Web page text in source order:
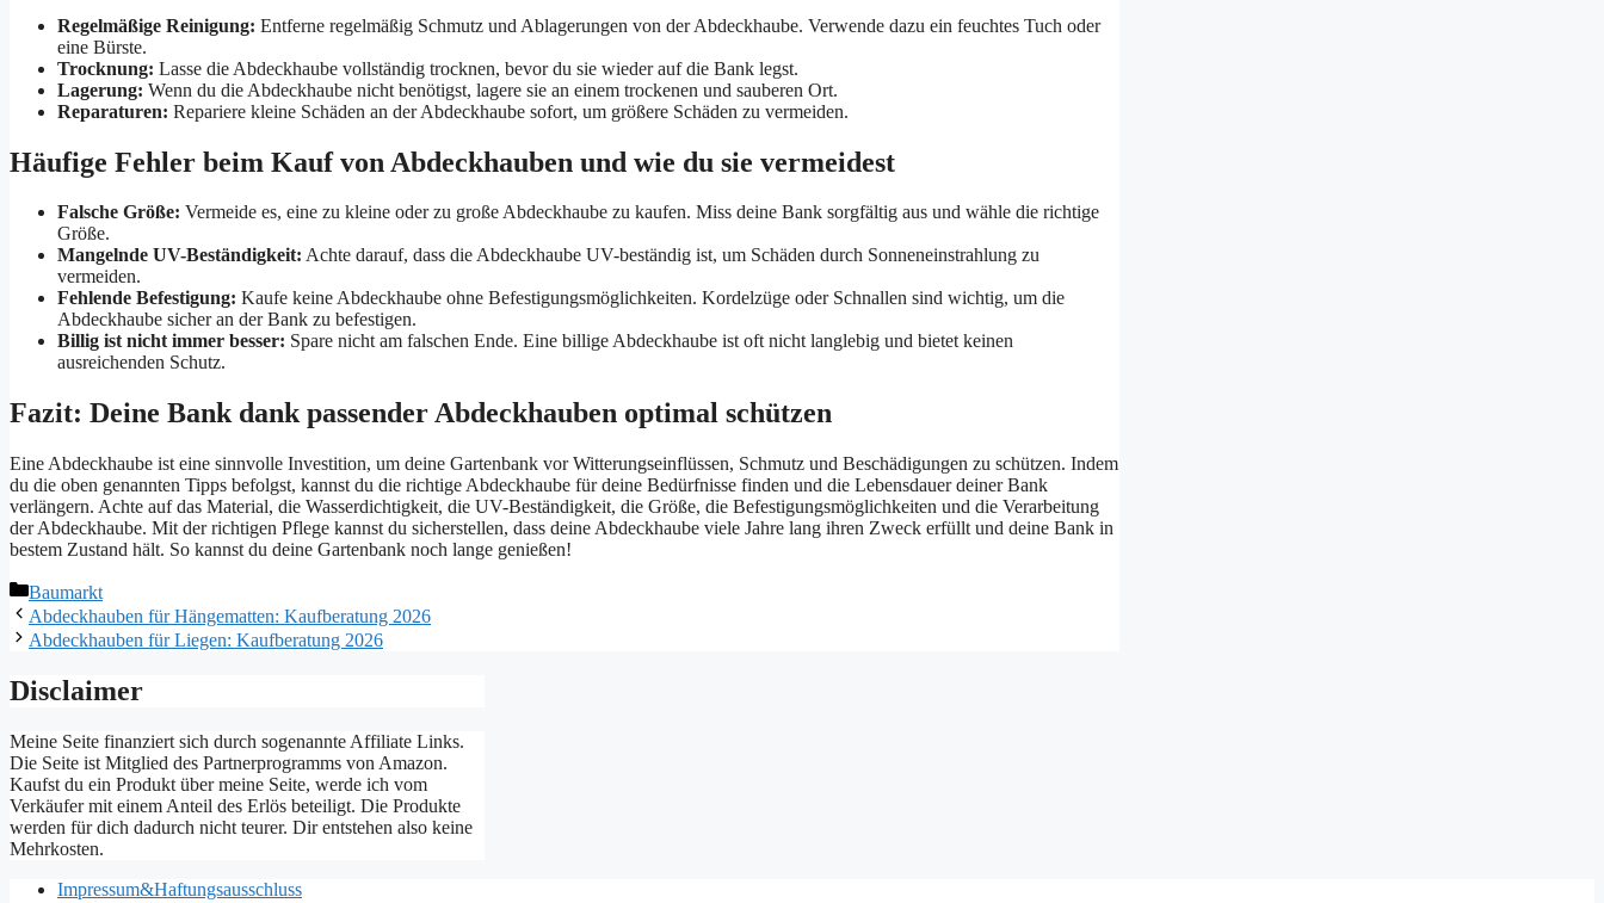
Regelmäßige Reinigung: Entferne regelmäßig Schmutz und Ablagerungen von der Abdeckhaube. Verwende dazu ein feuchtes Tuch oder
eine Bürste.
Trocknung: Lasse die Abdeckhaube vollständig trocknen, bevor du sie wieder auf die Bank legst.
Lagerung: Wenn du die Abdeckhaube nicht benötigst, lagere sie an einem trockenen und sauberen Ort.
Reparaturen: Repariere kleine Schäden an der Abdeckhaube sofort, um größere Schäden zu vermeiden.
Häufige Fehler beim Kauf von Abdeckhauben und wie du sie vermeidest
Falsche Größe: Vermeide es, eine zu kleine oder zu große Abdeckhaube zu kaufen. Miss deine Bank sorgfältig aus und wähle die richtige
Größe.
Mangelnde UV-Beständigkeit: Achte darauf, dass die Abdeckhaube UV-beständig ist, um Schäden durch Sonneneinstrahlung zu
vermeiden.
Fehlende Befestigung: Kaufe keine Abdeckhaube ohne Befestigungsmöglichkeiten. Kordelzüge oder Schnallen sind wichtig, um die
Abdeckhaube sicher an der Bank zu befestigen.
Billig ist nicht immer besser: Spare nicht am falschen Ende. Eine billige Abdeckhaube ist oft nicht langlebig und bietet keinen
ausreichenden Schutz.
Fazit: Deine Bank dank passender Abdeckhauben optimal schützen
Eine Abdeckhaube ist eine sinnvolle Investition, um deine Gartenbank vor Witterungseinflüssen, Schmutz und Beschädigungen zu schützen. Indem
du die oben genannten Tipps befolgst, kannst du die richtige Abdeckhaube für deine Bedürfnisse finden und die Lebensdauer deiner Bank
verlängern. Achte auf das Material, die Wasserdichtigkeit, die UV-Beständigkeit, die Größe, die Befestigungsmöglichkeiten und die Verarbeitung
der Abdeckhaube. Mit der richtigen Pflege kannst du sicherstellen, dass deine Abdeckhaube viele Jahre lang ihren Zweck erfüllt und deine Bank in
bestem Zustand hält. So kannst du deine Gartenbank noch lange genießen!
Kategorien
Baumarkt
Abdeckhauben für Hängematten: Kaufberatung 2026
Abdeckhauben für Liegen: Kaufberatung 2026
Disclaimer
Meine Seite finanziert sich durch sogenannte Affiliate Links.
Die Seite ist Mitglied des Partnerprogramms von Amazon.
Kaufst du ein Produkt über meine Seite, werde ich vom
Verkäufer mit einem Anteil des Erlös beteiligt. Die Produkte
werden für dich dadurch nicht teurer. Dir entstehen also keine
Mehrkosten.
Impressum&Haftungsausschluss